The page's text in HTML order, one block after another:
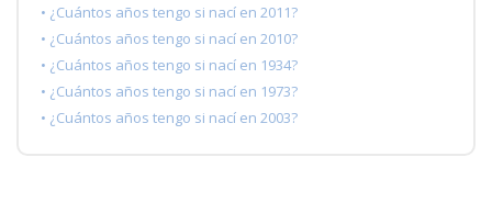
• ¿Cuántos años tengo si nací en 2011?
• ¿Cuántos años tengo si nací en 2010?
• ¿Cuántos años tengo si nací en 1934?
• ¿Cuántos años tengo si nací en 1973?
• ¿Cuántos años tengo si nací en 2003?